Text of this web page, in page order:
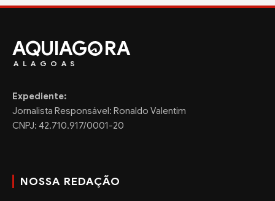
AQUIAG RA
ALAGOAS
Expediente:
Jornalista Responsável: Ronaldo Valentim
CNPJ: 42.710.917/0001-20
NOSSA REDAÇÃO